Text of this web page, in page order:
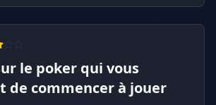
le poker qui vous
de commencer à jouer